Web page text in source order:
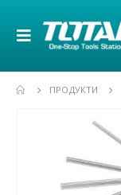
ПРОДУКТИ